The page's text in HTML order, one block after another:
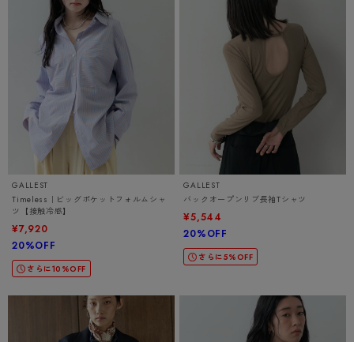
GALLEST
Timeless｜ビッグポケットフォルムシャ
ツ【接触冷感】
¥7,920
20%OFF
さらに10%OFF
GALLEST
バックオープンリブ長袖Tシャツ
¥5,544
20%OFF
さらに5%OFF